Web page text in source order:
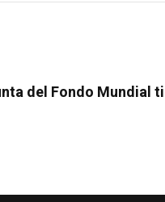
del Fondo Mundial